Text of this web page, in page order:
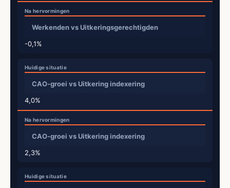
Werkenden vs Uitkeringsgerechtigden
-0,1%
CAO-groei vs Uitkering indexering
4,0%
CAO-groei vs Uitkering indexering
2,3%